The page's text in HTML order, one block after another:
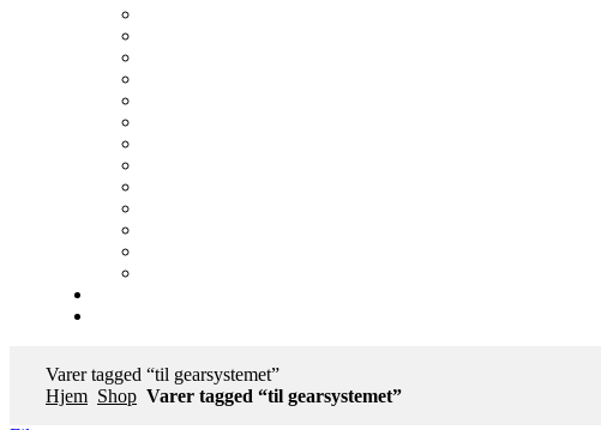
Varer tagged “til gearsystemet”
Hjem Shop Varer tagged “til gearsystemet”